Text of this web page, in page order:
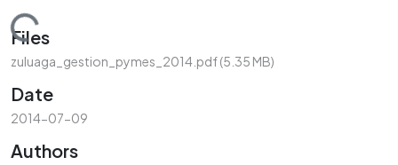
Loading...
Files
zuluaga_gestion_pymes_2014.pdf(5.35 MB)
Date
2014-07-09
Authors